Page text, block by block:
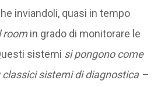
inviandoli, quasi in tempo
roomin grado di monitorare le
sistemi si pongono come
sistemi di diagnostica –